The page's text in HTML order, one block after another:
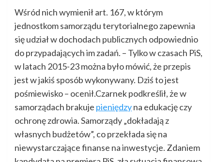
Wśród nich wymienił art. 167, w którym
jednostkom samorządu terytorialnego zapewnia
się udział w dochodach publicznych odpowiednio
do przypadających im zadań. – Tylko w czasach PiS,
w latach 2015-23 można było mówić, że przepis
jest w jakiś sposób wykonywany. Dziś to jest
pośmiewisko – ocenił.Czarnek podkreślił, że w
samorządach brakuje pieniędzyna edukację czy
ochronę zdrowia. Samorządy „dokładają z
własnych budżetów”, co przekłada się na
niewystarczające finanse na inwestycje. Zdaniem